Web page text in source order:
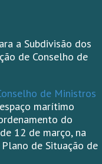
a Subdivisão dos
de Conselho de
de Ministros
marítimo
do
12 de março, na
de Situação de